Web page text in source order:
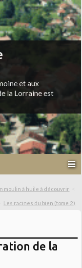
et aux
la Lorraine est
moulin à huile à découvrir
Les racines du bien (tome 2)
de la